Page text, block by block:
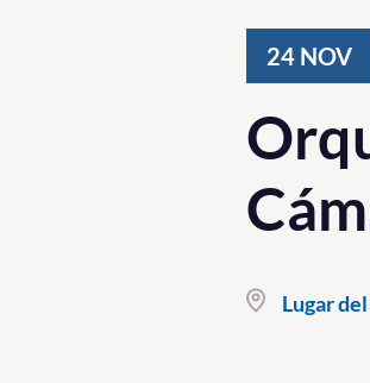
24 NOV
Lugar